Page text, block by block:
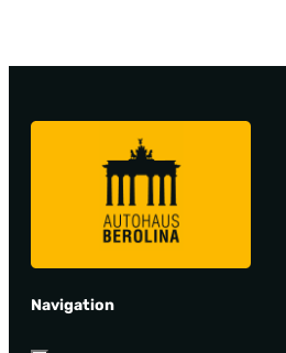
Navigation